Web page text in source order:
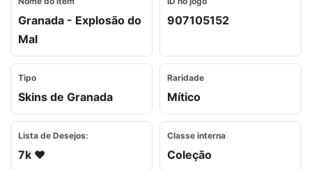
Granada - Explosão do
Mal
907105152
Tipo
Skins de Granada
Raridade
Mítico
Lista de Desejos:
7k ❤️
Classe interna
Coleção